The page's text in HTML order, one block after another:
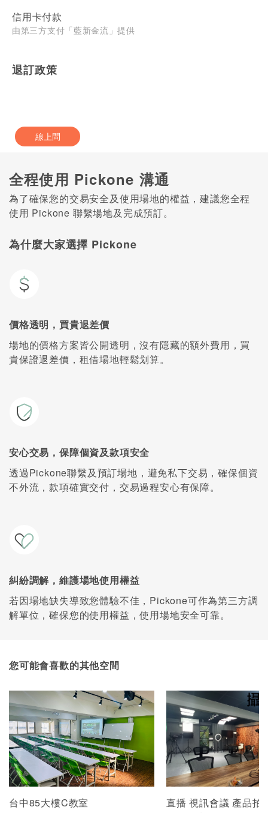
信用卡付款
由第三方支付「藍新金流」提供
退訂政策
線上問
全程使用 Pickone 溝通
為了確保您的交易安全及使用場地的權益，建議您全程
使用 Pickone 聯繫場地及完成預訂。
為什麼大家選擇 Pickone
價格透明，買貴退差價
場地的價格方案皆公開透明，沒有隱藏的額外費用，買
貴保證退差價，租借場地輕鬆划算。
安心交易，保障個資及款項安全
透過Pickone聯繫及預訂場地，避免私下交易，確保個資
不外流，款項確實交付，交易過程安心有保障。
糾紛調解，維護場地使用權益
若因場地缺失導致您體驗不佳，Pickone可作為第三方調
解單位，確保您的使用權益，使用場地安全可靠。
您可能會喜歡的其他空間
台中85大樓C教室
直播 視訊會議 產品拍